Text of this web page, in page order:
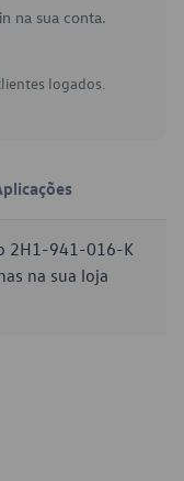
na sua conta.
logados.
2H1-941-016-K
na sua loja